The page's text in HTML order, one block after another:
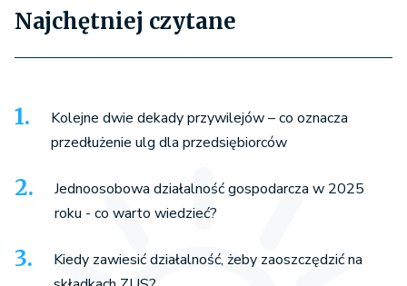
Najchętniej czytane
Kolejne dwie dekady przywilejów – co oznacza
przedłużenie ulg dla przedsiębiorców
Jednoosobowa działalność gospodarcza w 2025
roku - co warto wiedzieć?
Kiedy zawiesić działalność, żeby zaoszczędzić na